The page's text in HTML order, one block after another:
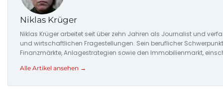
Niklas Krüger
Niklas Krüger arbeitet seit über zehn Jahren als Journalist und
und wirtschaftlichen Fragestellungen. Sein beruflicher
Finanzmärkte, Anlagestrategien sowie den Immobilienmarkt,
Alle Artikel ansehen →